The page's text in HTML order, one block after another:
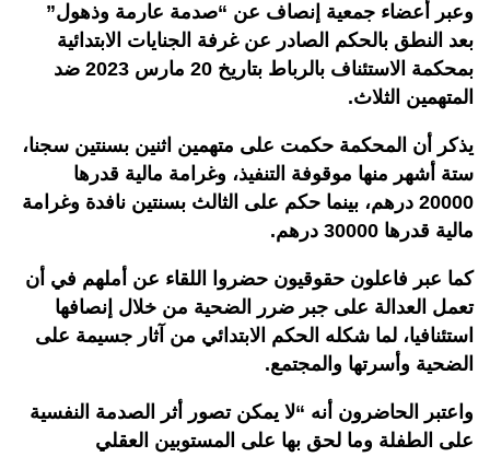
وعبر أعضاء جمعية إنصاف عن “صدمة عارمة وذهول”
بعد النطق بالحكم الصادر عن غرفة الجنايات الابتدائية
بمحكمة الاستئناف بالرباط بتاريخ 20 مارس 2023 ضد
المتهمين الثلاث.
يذكر أن المحكمة حكمت على متهمين اثنين بسنتين سجنا،
ستة أشهر منها موقوفة التنفيذ، وغرامة مالية قدرها
20000 درهم، بينما حكم على الثالث بسنتين نافدة وغرامة
مالية قدرها 30000 درهم.
كما عبر فاعلون حقوقيون حضروا اللقاء عن أملهم في أن
تعمل العدالة على جبر ضرر الضحية من خلال إنصافها
استئنافيا، لما شكله الحكم الابتدائي من آثار جسيمة على
الضحية وأسرتها والمجتمع.
واعتبر الحاضرون أنه “لا يمكن تصور أثر الصدمة النفسية
على الطفلة وما لحق بها على المستوبين العقلي